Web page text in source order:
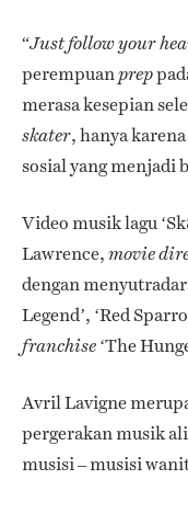
“Just follow your
perempuanprep
merasa kesepian
skater, hanya
sosial yang menjadi
Video musik lagu
Lawrence, movie
dengan
Legend’, ‘Red
franchise ‘The
Avril Lavigne
pergerakan musik
musisi – musisi